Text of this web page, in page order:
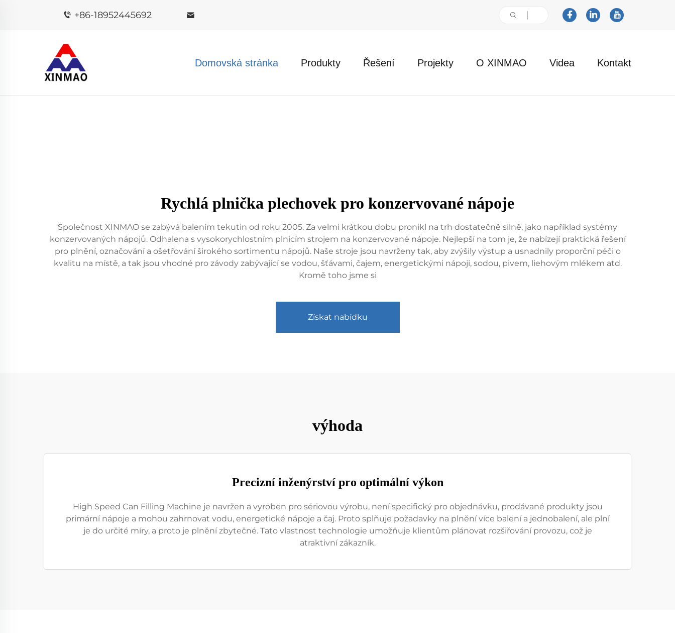
+86-18952445692
Domovská stránka Produkty Řešení Projekty O XINMAO Videa Kontakt
Rychlá plnička plechovek pro konzervované nápoje
Společnost XINMAO se zabývá balením tekutin od roku 2005. Za velmi krátkou dobu pronikl na trh dostatečně silně, jako například systémy
konzervovaných nápojů. Odhalena s vysokorychlostním plnicím strojem na konzervované nápoje. Nejlepší na tom je, že nabízejí praktická řešení
pro plnění, označování a ošetřování širokého sortimentu nápojů. Naše stroje jsou navrženy tak, aby zvýšily výstup a usnadnily proporční péči o
kvalitu na místě, a tak jsou vhodné pro závody zabývající se vodou, šťávami, čajem, energetickými nápoji, sodou, pivem, liehovým mlékem atd.
Kromě toho jsme si
Získat nabídku
výhoda
Precizní inženýrství pro optimální výkon
High Speed Can Filling Machine je navržen a vyroben pro sériovou výrobu, není specifický pro objednávku, prodávané produkty jsou
primární nápoje a mohou zahrnovat vodu, energetické nápoje a čaj. Proto splňuje požadavky na plnění více balení a jednobalení, ale plní
je do určité míry, a proto je plnění zbytečné. Tato vlastnost technologie umožňuje klientům plánovat rozšiřování provozu, což je
atraktivní zákazník.